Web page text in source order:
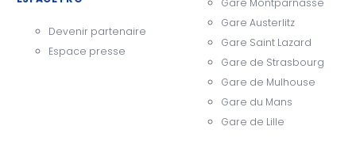
Devenir partenaire
Espace presse
Gare Montparnasse
Gare Austerlitz
Gare Saint Lazard
Gare de Strasbourg
Gare de Mulhouse
Gare du Mans
Gare de Lille